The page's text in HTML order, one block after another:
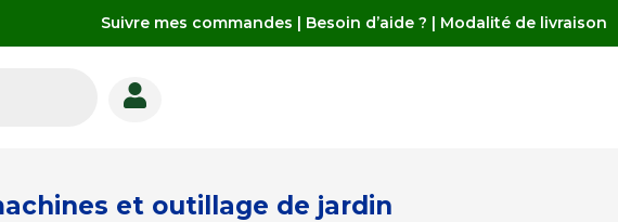
Suivre mes commandes | Besoin d’aide ? | Modalité de livraison

et outillage de jardin